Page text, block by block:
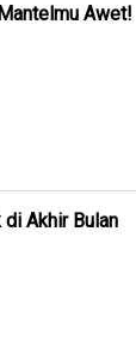
Awet!
Akhir Bulan